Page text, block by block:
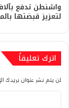
​واشنطن تدفع
لتعزيز قبضتها
اترك تعليقاً
لن يتم نشر عنوان بريدك